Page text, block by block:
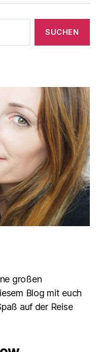
großen
Blog mit euch
auf der Reise